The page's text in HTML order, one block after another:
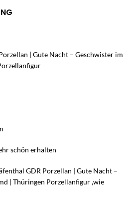
| Gute Nacht – Geschwister im
schön erhalten
GDR Porzellan | Gute Nacht –
| Thüringen Porzellanfigur ,wie